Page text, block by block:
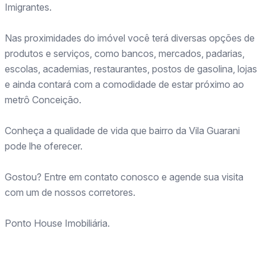
Imigrantes.
Nas proximidades do imóvel você terá diversas opções de
produtos e serviços, como bancos, mercados, padarias,
escolas, academias, restaurantes, postos de gasolina, lojas
e ainda contará com a comodidade de estar próximo ao
metrô Conceição.
Conheça a qualidade de vida que bairro da Vila Guarani
pode lhe oferecer.
Gostou? Entre em contato conosco e agende sua visita
com um de nossos corretores.
Ponto House Imobiliária.